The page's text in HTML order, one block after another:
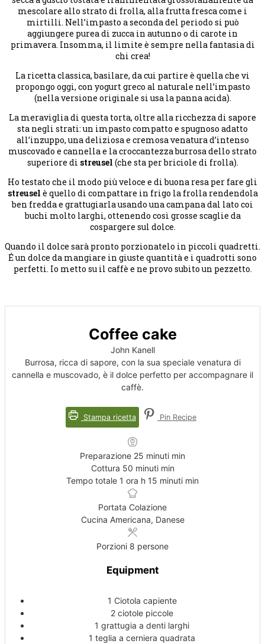
mescolare allo strato di frolla, alla frutta fresca come i
mirtilli. Nell’impasto a seconda del periodo si può
aggiungere purea di zucca in autunno o di carote in
primavera. Insomma, il limite è sempre nella fantasia di
chi crea!
La ricetta classica, basilare, da cui partire è quella che vi
propongo oggi, con yogurt greco al naturale nell’impasto
(nella versione originale si usa la panna acida).
La meraviglia di questa torta, oltre alla ricchezza di sapore
sta negli strati: un impasto compatto e spugnoso adatto
all’inzuppo, una deliziosa e cremosa venatura d’intenso
muscovado e cannella e la croccantezza burrosa dello strato
superiore di streusel (che sta per briciole di frolla).
Ho testato che il modo più veloce e di buona resa per fare gli
streusel è quello di compattare in frigo la frolla rendendola
ben fredda e grattugiarla usando una campana dal lato coi
buchi molto larghi, ottenendo così grosse scaglie da
cospargere sul dolce.
Quando il dolce sarà pronto porzionatelo in piccoli quadretti.
É un dolce da mangiare in giuste quantità e i quadrotti sono
perfetti. Io metto su il caffè e ne provo subito un pezzetto.
Coffee cake
John Kanell
Burrosa, ricca di sapore, con la sua speciale venatura di
cannella e muscovado, è il dolce perfetto per accompagnare il
caffè.
Stampa ricetta Pin Recipe
Preparazione 25 minuti min
Cottura 50 minuti min
Tempo totale 1 ora h 15 minuti min
Portata Colazione
Cucina Americana, Danese
Porzioni 8 persone
Equipment
1 Ciotola capiente
2 ciotole piccole
1 grattugia a denti larghi
1 teglia a cerniera quadrata